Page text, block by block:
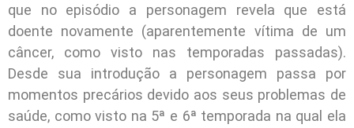
que no episódio a personagem revela que está
doente novamente (aparentemente vítima de um
câncer, como visto nas temporadas passadas).
Desde sua introdução a personagem passa por
momentos precários devido aos seus problemas de
saúde, como visto na 5ª e 6ª temporada na qual ela